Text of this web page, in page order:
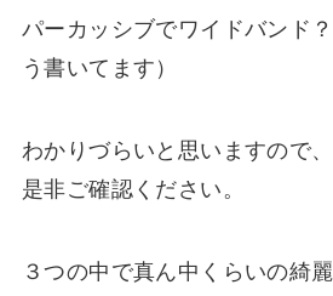
パーカッシブでワイドバンド
う書いてます）
わかりづらいと思いますので
是非ご確認ください。
３つの中で真ん中くらいの綺